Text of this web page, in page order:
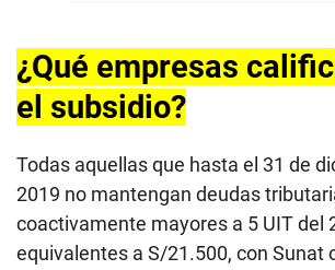
¿Qué empresas
el subsidio?
Todas aquellas que hasta el 31 de
2019 no mantengan deudas
coactivamente mayores a 5 UIT del
equivalentes a S/21.500, con Sunat